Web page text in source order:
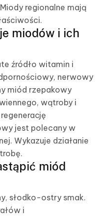
regionalne mają
miodów i ich
źródło witamin i
nerwowy
miód rzepakowy
wątroby i
jest polecany w
Wykazuje działanie
miód
słodko-ostry smak.
i